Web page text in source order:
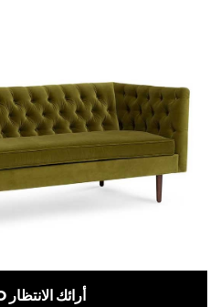
CAPİTO أرائك الانتظار